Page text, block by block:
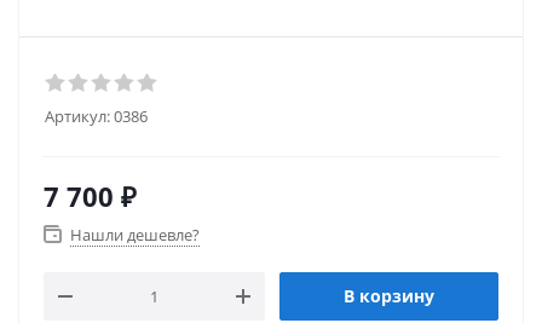
Артикул:0386
7 700 ₽
Нашли дешевле?
В корзину